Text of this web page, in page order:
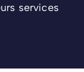
services